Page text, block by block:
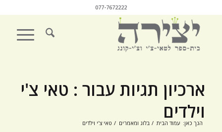
077-7672222
ארכיון תגיות עבור : טאי צ'י
וילדים
הנך כאן: עמוד הבית / בלוג ומאמרים / טאי צ'י וילדים